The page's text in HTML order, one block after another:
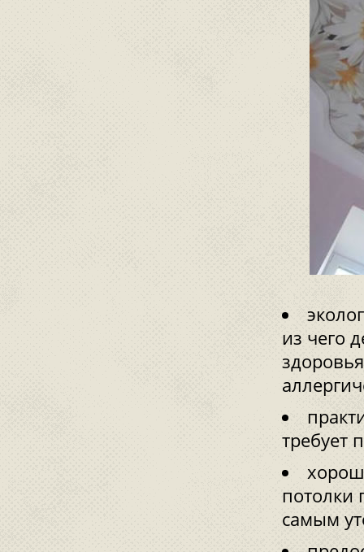
из чего
требует
потолки
самым